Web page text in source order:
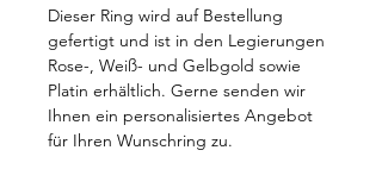
Dieser Ring wird auf Bestellung
gefertigt und ist in den Legierungen
Rose-, Weiß- und Gelbgold sowie
Platin erhältlich. Gerne senden wir
Ihnen ein personalisiertes Angebot
für Ihren Wunschring zu.